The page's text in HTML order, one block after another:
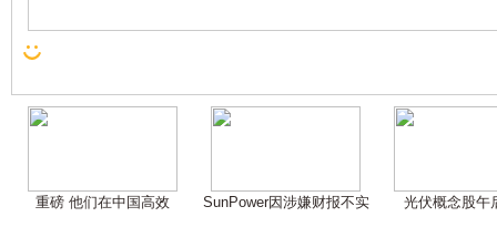
重磅 他们在中国高效 SunPower因涉嫌财报不实 光伏概念股午